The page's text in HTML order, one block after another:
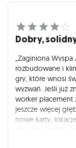
Dobry,
„Zaginiona
rozbudowane i
gry, które wnosi
wyzwań. Jeśli już
worker
jeszcze więcej
nowe karty,